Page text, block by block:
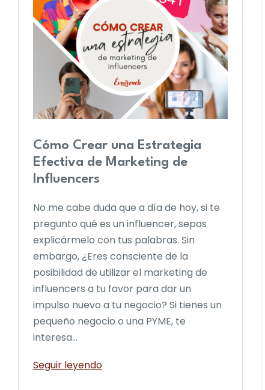
Cómo Crear una Estrategia
Efectiva de Marketing de
Influencers
No me cabe duda que a día de hoy, si te
pregunto qué es un influencer, sepas
explicármelo con tus palabras. Sin
embargo, ¿Eres consciente de la
posibilidad de utilizar el marketing de
influencers a tu favor para dar un
impulso nuevo a tu negocio? Si tienes un
pequeño negocio o una PYME, te
interesa…
Seguir leyendoCómo